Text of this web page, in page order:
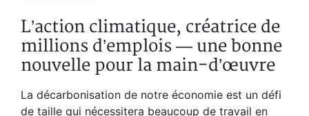
L’action climatique, créatrice de
millions d’emplois — une bonne
nouvelle pour la main-d’œuvre
La décarbonisation de notre économie est un défi
de taille qui nécessitera beaucoup de travail en